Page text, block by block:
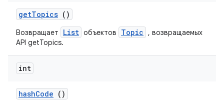
getTopics ()
Возвращает List объектов Topic
, возвращаемых
API getTopics.
int
hashCode ()